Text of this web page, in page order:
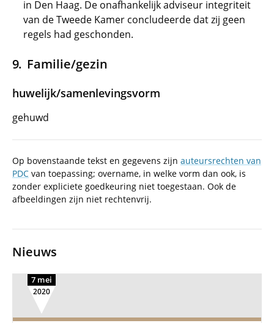
in Den Haag. De onafhankelijk adviseur integriteit
van de Tweede Kamer concludeerde dat zij geen
regels had geschonden.
Familie/gezin
huwelijk/samenlevingsvorm
gehuwd
Op bovenstaande tekst en gegevens zijn auteursrechten van
PDC van toepassing; overname, in welke vorm dan ook, is
zonder expliciete goedkeuring niet toegestaan. Ook de
afbeeldingen zijn niet rechtenvrij.
Nieuws
7 mei
2020